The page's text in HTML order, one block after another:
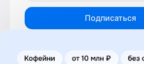
Подписаться